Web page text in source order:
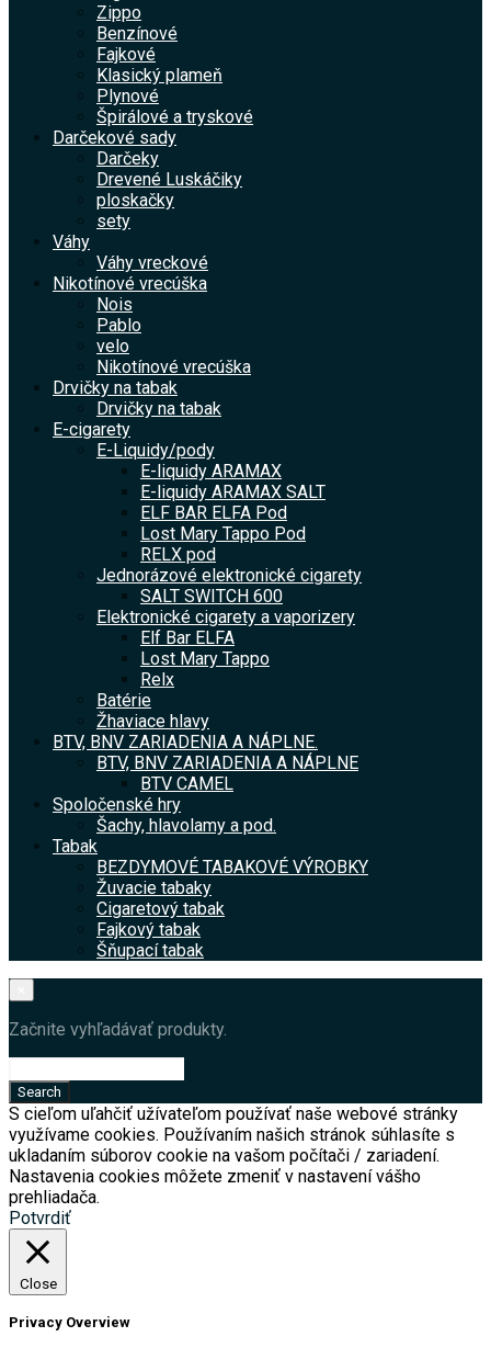
Zippo
Benzínové
Fajkové
Klasický plameň
Plynové
Špirálové a tryskové
Darčekové sady
Darčeky
Drevené Luskáčiky
ploskačky
sety
Váhy
Váhy vreckové
Nikotínové vrecúška
Nois
Pablo
velo
Nikotínové vrecúška
Drvičky na tabak
Drvičky na tabak
E-cigarety
E-Liquidy/pody
E-liquidy ARAMAX
E-liquidy ARAMAX SALT
ELF BAR ELFA Pod
Lost Mary Tappo Pod
RELX pod
Jednorázové elektronické cigarety
SALT SWITCH 600
Elektronické cigarety a vaporizery
Elf Bar ELFA
Lost Mary Tappo
Relx
Batérie
Žhaviace hlavy
BTV, BNV ZARIADENIA A NÁPLNE.
BTV, BNV ZARIADENIA A NÁPLNE
BTV CAMEL
Spoločenské hry
Šachy, hlavolamy a pod.
Tabak
BEZDYMOVÉ TABAKOVÉ VÝROBKY
Žuvacie tabaky
Cigaretový tabak
Fajkový tabak
Šňupací tabak
Začnite vyhľadávať produkty.
S cieľom uľahčiť užívateľom používať naše webové stránky
využívame cookies. Používaním našich stránok súhlasíte s
ukladaním súborov cookie na vašom počítači / zariadení.
Nastavenia cookies môžete zmeniť v nastavení vášho
prehliadača.
Potvrdiť
Close
Privacy Overview